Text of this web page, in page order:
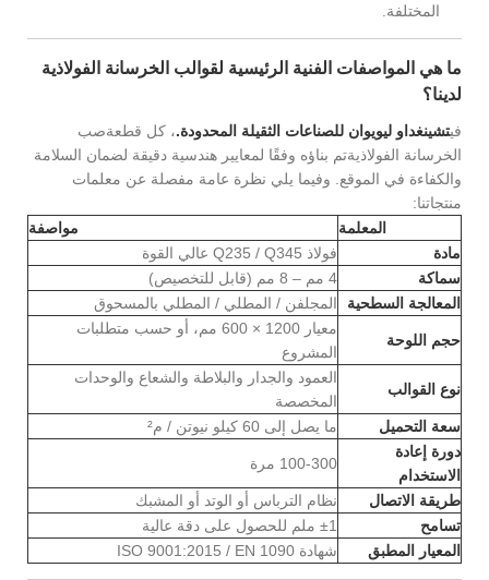
المختلفة.
ما هي المواصفات الفنية الرئيسية لقوالب الخرسانة الفولاذية
لدينا؟
فيتشينغداو ليويوان للصناعات الثقيلة المحدودة.، كل قطعةصب
الخرسانة الفولاذيةتم بناؤه وفقًا لمعايير هندسية دقيقة لضمان السلامة
والكفاءة في الموقع. وفيما يلي نظرة عامة مفصلة عن معلمات
منتجاتنا:
المعلمة
مواصفة
مادة
فولاذ Q235 / Q345 عالي القوة
سماكة
4 مم – 8 مم (قابل للتخصيص)
المعالجة السطحية
المجلفن / المطلي / المطلي بالمسحوق
حجم اللوحة
معيار 1200 × 600 مم، أو حسب متطلبات
المشروع
نوع القوالب
العمود والجدار والبلاطة والشعاع والوحدات
المخصصة
سعة التحميل
ما يصل إلى 60 كيلو نيوتن / م²
دورة إعادة
الاستخدام
100-300 مرة
طريقة الاتصال
نظام الترباس أو الوتد أو المشبك
تسامح
±1 ملم للحصول على دقة عالية
المعيار المطبق
شهادة ISO 9001:2015 / EN 1090